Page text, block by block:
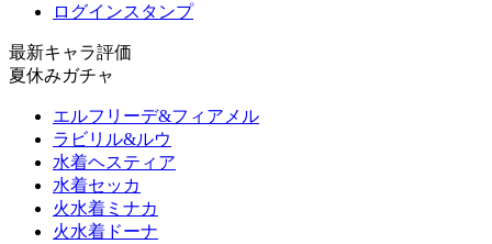
ログインスタンプ
最新キャラ評価
夏休みガチャ
エルフリーデ&フィアメル
ラビリル&ルウ
水着ヘスティア
水着セッカ
火水着ミナカ
火水着ドーナ